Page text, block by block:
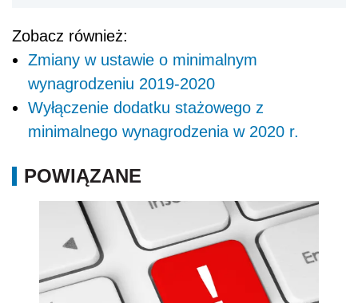
Zobacz również:
Zmiany w ustawie o minimalnym
wynagrodzeniu 2019-2020
Wyłączenie dodatku stażowego z
minimalnego wynagrodzenia w 2020 r.
POWIĄZANE